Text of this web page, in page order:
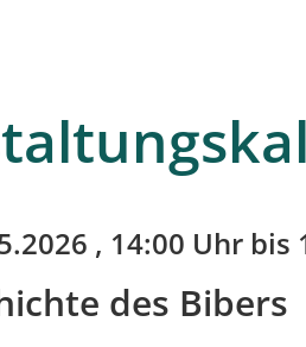
, 14:00 Uhr bis
des Bibers